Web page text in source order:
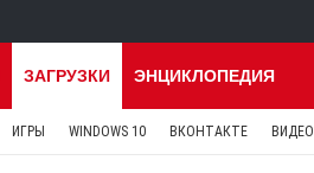
ЗАГРУЗКИ ЭНЦИКЛОПЕДИЯ
ИГРЫ WINDOWS 10 ВКОНТАКТЕ ВИДЕО